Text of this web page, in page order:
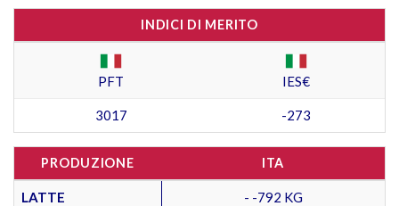
INDICI DI MERITO
PFT IES€
3017 -273
PRODUZIONE ITA
LATTE - -792 KG